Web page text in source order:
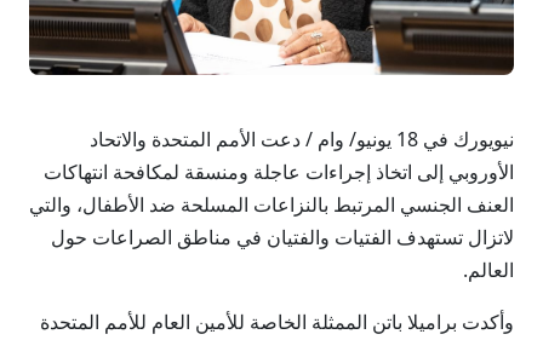
نيويورك في 18 يونيو/ وام / دعت الأمم المتحدة والاتحاد
الأوروبي إلى اتخاذ إجراءات عاجلة ومنسقة لمكافحة انتهاكات
العنف الجنسي المرتبط بالنزاعات المسلحة ضد الأطفال، والتي
لاتزال تستهدف الفتيات والفتيان في مناطق الصراعات حول
العالم.
وأكدت براميلا باتن الممثلة الخاصة للأمين العام للأمم المتحدة